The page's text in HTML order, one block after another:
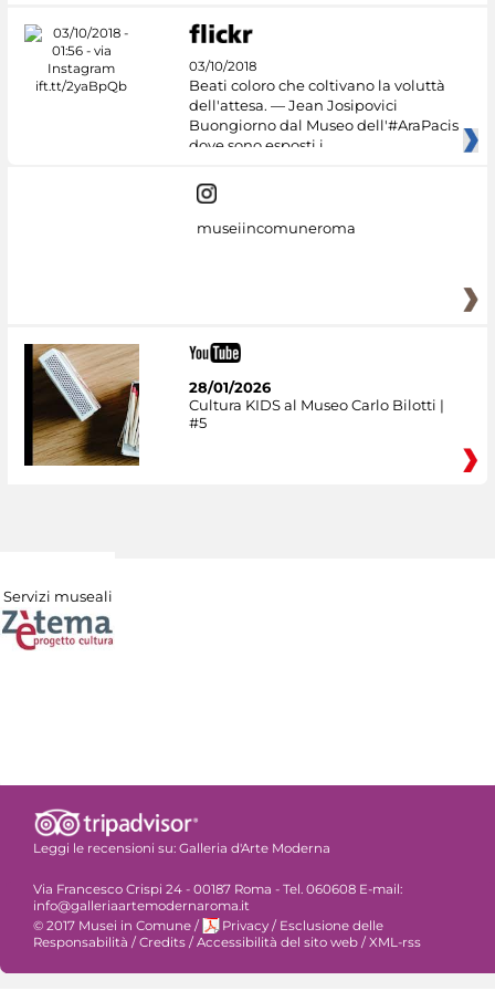
03/10/2018
Beati coloro che coltivano la voluttà
dell'attesa. — Jean Josipovici
Buongiorno dal Museo dell'#AraPacis
dove sono esposti i
museiincomuneroma
28/01/2026
Cultura KIDS al Museo Carlo Bilotti |
#5
Servizi museali
Leggi le recensioni su: Galleria d'Arte Moderna
Via Francesco Crispi 24 - 00187 Roma - Tel. 060608 E-mail:
info@galleriaartemodernaroma.it
© 2017 Musei in Comune / Privacy / Esclusione delle
Responsabilità /Credits /Accessibilità del sito web /XML-rss